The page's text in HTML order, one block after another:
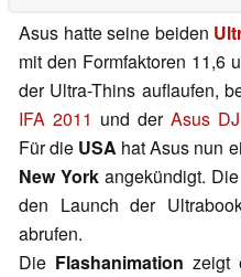
Asus hatte seine beiden
mit den Formfaktoren 11,6
der Ultra-Thins auflaufen,
IFA 2011 und der Asus
Für die USA hat Asus nun
New York angekündigt.
den Launch der
abrufen.
Die Flashanimation zeigt